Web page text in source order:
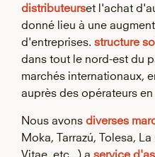
distributeurset l'achat
donné lieu à une
d'entreprises. structure
dans tout le nord-est du
marchés internationaux,
auprès des opérateurs
Nous avons diverses
Moka, Tarrazú, Tolesa, La
Vitae, etc...) a service